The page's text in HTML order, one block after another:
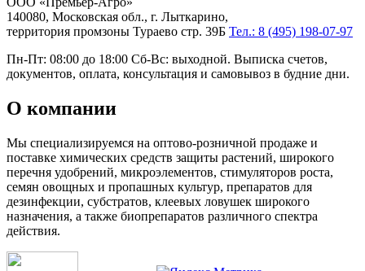
140080, Московская обл., г. Лыткарино,
территория промзоны Тураево стр. 39Б Тел.: 8 (495) 198-07-97
Пн-Пт: 08:00 до 18:00 Сб-Вс: выходной. Выписка счетов,
документов, оплата, консультация и самовывоз в будние дни.
О компании
Мы специализируемся на оптово-розничной продаже и
поставке химических средств защиты растений, широкого
перечня удобрений, микроэлементов, стимуляторов роста,
семян овощных и пропашных культур, препаратов для
дезинфекции, субстратов, клеевых ловушек широкого
назначения, а также биопрепаратов различного спектра
действия.